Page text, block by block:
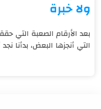
ولا خبرة
بعد الأرقام الصعبة التي
التي أنجزها البعض، بدأنا